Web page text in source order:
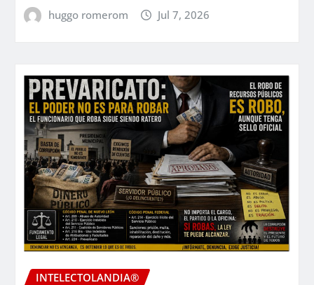
huggo romerom Jul 7, 2026
INTELECTOLANDIA®